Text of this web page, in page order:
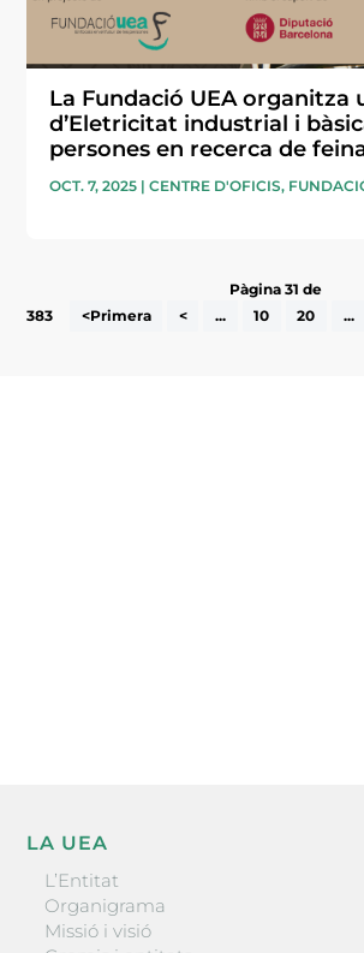
La Fundació UEA organitza
d’Eletricitat industrial i
persones en recerca de
OCT. 7, 2025 |CENTRE D'OFICIS,
Pàgina 31 de
383
<Primera < ... 10 20 ...
LA UEA
L’Entitat
Organigrama
Missió i visió